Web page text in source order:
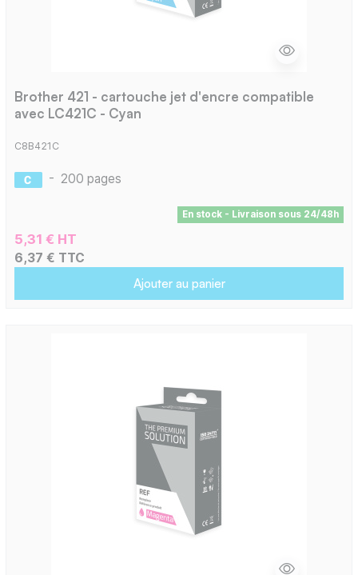
Brother 421 - cartouche jet d'encre compatible
avec LC421C - Cyan
C8B421C
- 200 pages
En stock - Livraison sous 24/48h
5,31 € HT
6,37 € TTC
Ajouter au panier